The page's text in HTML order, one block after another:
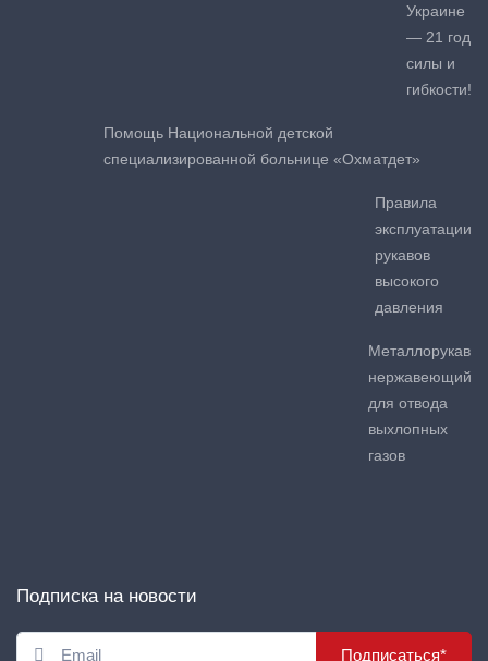
Украине
— 21 год
силы и
гибкости!
Помощь Национальной детской
специализированной больнице «Охматдет»
Правила
эксплуатации
рукавов
высокого
давления
Металлорукав
нержавеющий
для отвода
выхлопных
газов
Подписка на новости
Подписаться*